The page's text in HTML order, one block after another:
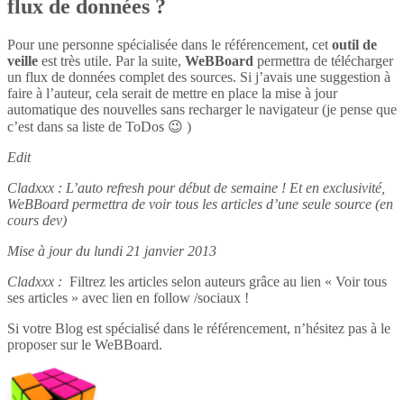
flux de données ?
Pour une personne spécialisée dans le référencement, cet outil de
veille est très utile. Par la suite, WeBBoard permettra de télécharger
un flux de données complet des sources. Si j’avais une suggestion à
faire à l’auteur, cela serait de mettre en place la mise à jour
automatique des nouvelles sans recharger le navigateur (je pense que
c’est dans sa liste de ToDos 😉 )
Edit
Cladxxx : L’auto refresh pour début de semaine ! Et en exclusivité,
WeBBoard permettra de voir tous les articles d’une seule source (en
cours dev)
Mise à jour du lundi 21 janvier 2013
Cladxxx : Filtrez les articles selon auteurs grâce au lien « Voir tous
ses articles » avec lien en follow /sociaux !
Si votre Blog est spécialisé dans le référencement, n’hésitez pas à le
proposer sur le WeBBoard.